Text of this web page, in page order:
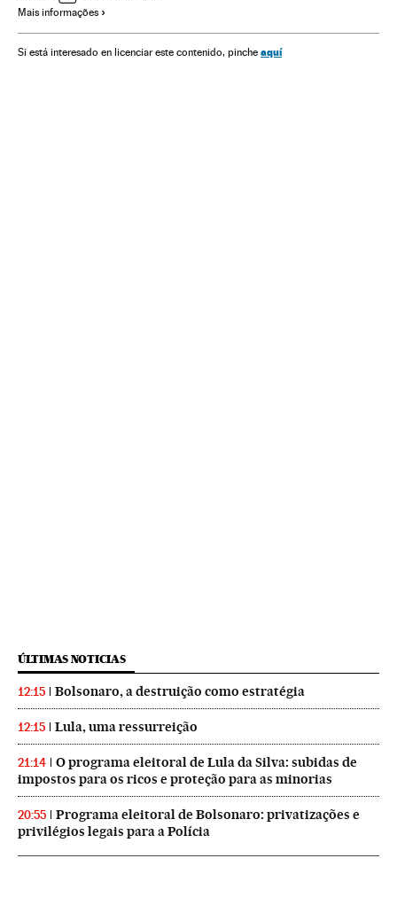
Mais informações
Si está interesado en licenciar este contenido, pinche aquí
ÚLTIMAS NOTICIAS
12:15 Bolsonaro, a destruição como estratégia
12:15 Lula, uma ressurreição
21:14
O programa eleitoral de Lula da Silva: subidas de
impostos para os ricos e proteção para as minorias
20:55
Programa eleitoral de Bolsonaro: privatizações e
privilégios legais para a Polícia